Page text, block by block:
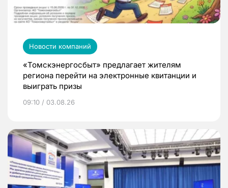
Новости компаний
«Томскэнергосбыт» предлагает жителям
региона перейти на электронные квитанции и
выиграть призы
09:10 / 03.08.26